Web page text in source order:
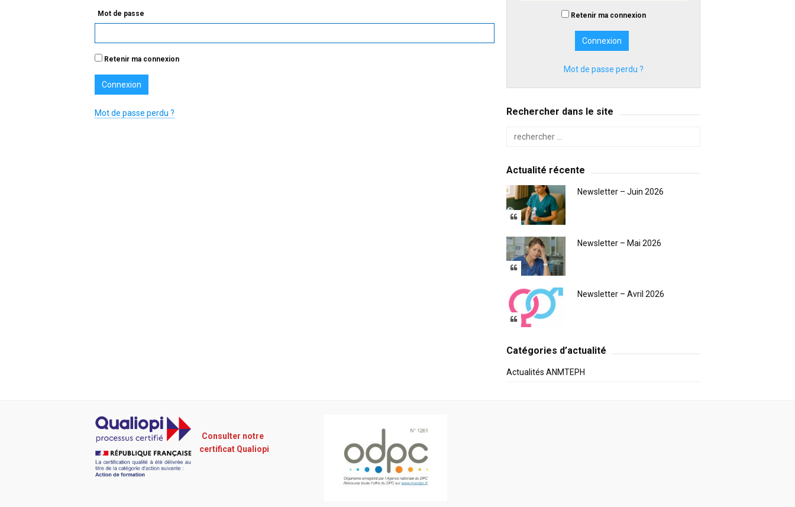
Mot de passe
Retenir ma connexion
Mot de passe perdu ?
Retenir ma connexion
Mot de passe perdu ?
Rechercher dans le site
Actualité récente
Newsletter – Juin 2026
Newsletter – Mai 2026
Newsletter – Avril 2026
Catégories d’actualité
Actualités ANMTEPH
Consulter notre
certificat Qualiopi